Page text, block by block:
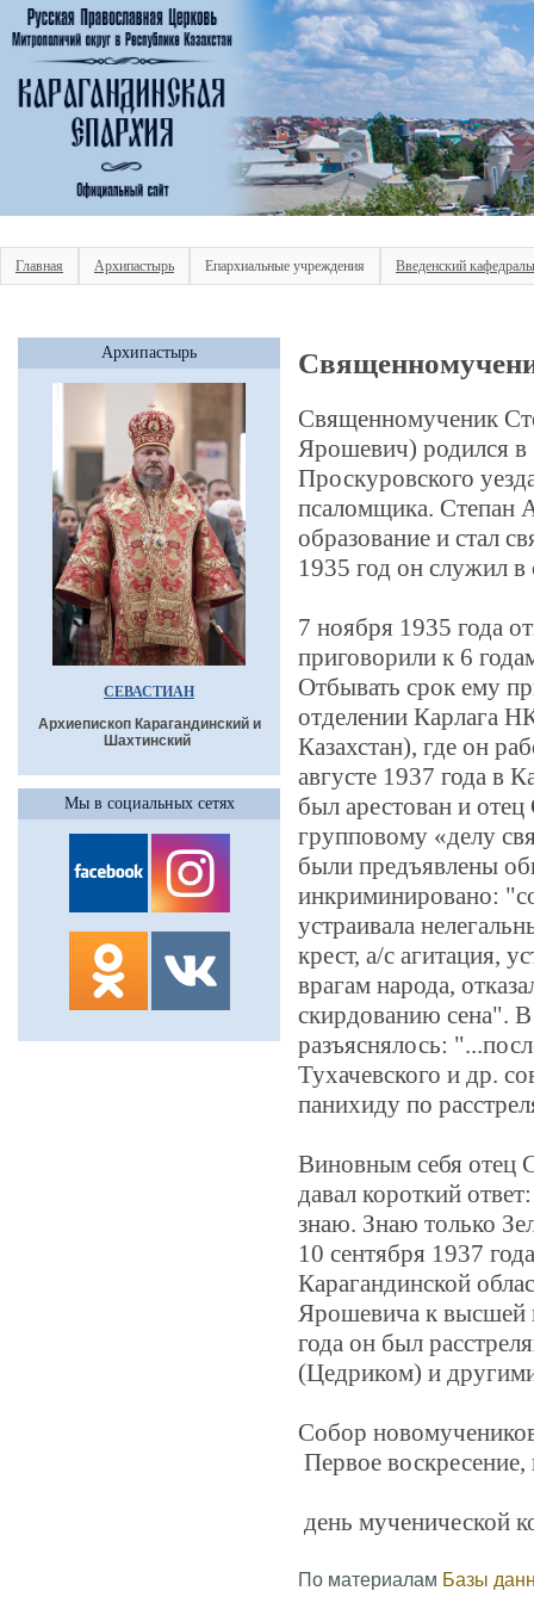
Главная Архипастырь Епархиальные учреждения Введенский
Архипастырь
СЕВАСТИАН
Архиепископ Карагандинский и
Шахтинский
Мы в социальных сетях
Священномученик
Ярошевич) родился в
Проскуровского
псаломщика. Степан
образование и стал
1935 год он служил в
7 ноября 1935 года
приговорили к 6
Отбывать срок ему
отделении Карлага
Казахстан), где он
августе 1937 года в
был арестован и
групповому «делу
были предъявлены
инкриминировано:
устраивала
крест, а/с агитация,
врагам народа,
скирдованию сена".
разъяснялось:
Тухачевского и др.
панихиду по
Виновным себя отец
давал короткий
знаю. Знаю только
10 сентября 1937
Карагандинской
Ярошевича к высшей
года он был
(Цедриком) и
Собор
Первое
день мученической
По материалам Базы